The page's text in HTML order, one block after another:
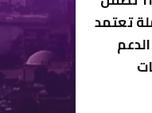
تعتمد